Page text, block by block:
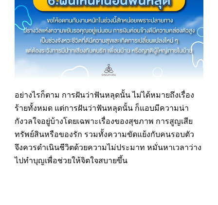
อย่างไรก็ตาม การฝันว่าฟันหลุดนั้น ไม่ได้หมายถึงเรื่อง
ร้ายทั้งหมด แต่การฝันว่าฟันหลุดนั้น ก็แอบมีความน่า
กังวลใจอยู่บ้างโดยเฉพาะเรื่องของสุขภาพ การสูญเสีย
ทรัพย์สินหรือของรัก รวมทั้งความขัดแย้งกับคนรอบตัว
จึงควรดำเนินชีวิตด้วยความไม่ประมาท หมั่นหาเวลาว่าง
ไปทำบุญเพื่อช่วยให้จิตใจสบายขึ้น